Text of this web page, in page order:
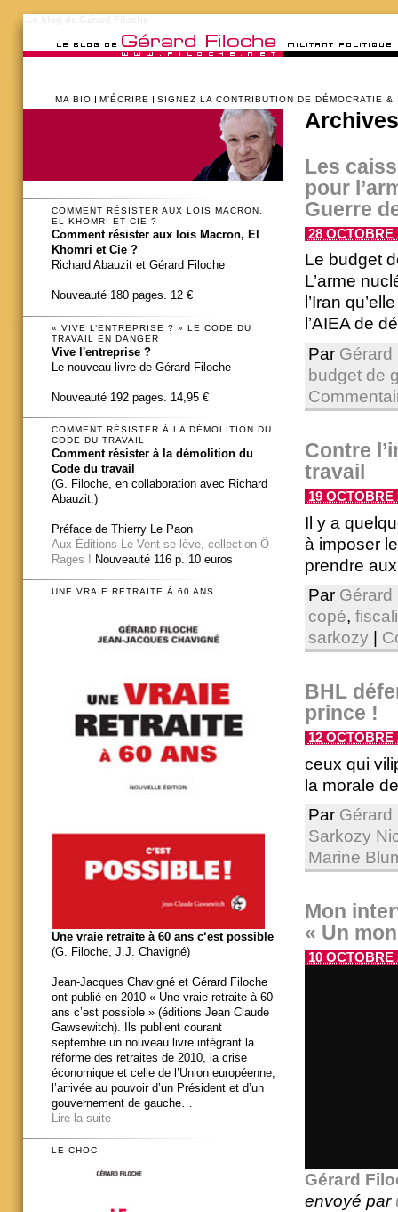
MA BIO M’ÉCRIRE SIGNEZ LA CONTRIBUTION DE DÉMOCRATIE &
Les
pour
Guerre
28 OCTOBRE
Le budget
L’arme
l’Iran
l’AIEA de
Par Gérard
budget de
Contre
travail
19 OCTOBRE
Il y a
à imposer
prendre
Par Gérard
copé,
sarkozy
BHL
prince !
12 OCTOBRE
ceux qui
la morale
Par Gérard
Sarkozy
Marine
Mon
« Un
10 OCTOBRE
Gérard
envoyé par
COMMENT RÉSISTER AUX LOIS MACRON,
EL KHOMRI ET CIE ?
Comment résister aux lois Macron, El
Khomri et Cie ?
Richard Abauzit et Gérard Filoche
Nouveauté 180 pages. 12 €
« VIVE L’ENTREPRISE ? » LE CODE DU
TRAVAIL EN DANGER
Vive l'entreprise ?
Le nouveau livre de Gérard Filoche
Nouveauté 192 pages. 14,95 €
COMMENT RÉSISTER À LA DÉMOLITION DU
CODE DU TRAVAIL
Comment résister à la démolition du
Code du travail
(G. Filoche, en collaboration avec Richard
Abauzit.)
Préface de Thierry Le Paon
Aux Éditions Le Vent se lève, collection Ô
Rages ! Nouveauté 116 p. 10 euros
UNE VRAIE RETRAITE À 60 ANS
Une vraie retraite à 60 ans c‘est possible
(G. Filoche, J.J. Chavigné)
Jean-Jacques Chavigné et Gérard Filoche
ont publié en 2010 « Une vraie retraite à 60
ans c’est possible » (éditions Jean Claude
Gawsewitch). Ils publient courant
septembre un nouveau livre intégrant la
réforme des retraites de 2010, la crise
économique et celle de l’Union européenne,
l’arrivée au pouvoir d’un Président et d’un
gouvernement de gauche…
Lire la suite
LE CHOC